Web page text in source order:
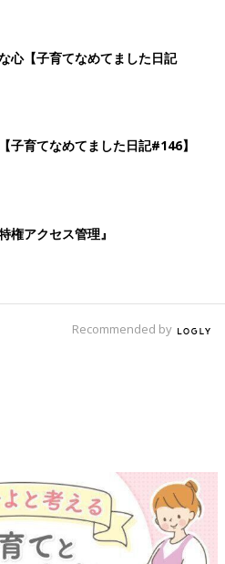
心【子育てなめてました日記
子育てなめてました日記#146】
権アクセス管理』
Recommended by